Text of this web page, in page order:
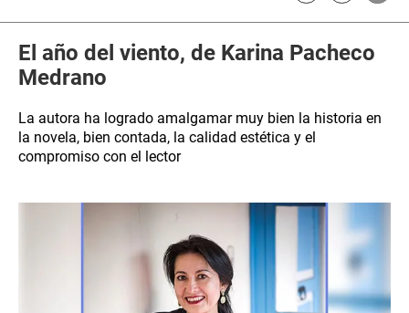
El año del viento, de Karina Pacheco
Medrano
La autora ha logrado amalgamar muy bien la historia en
la novela, bien contada, la calidad estética y el
compromiso con el lector